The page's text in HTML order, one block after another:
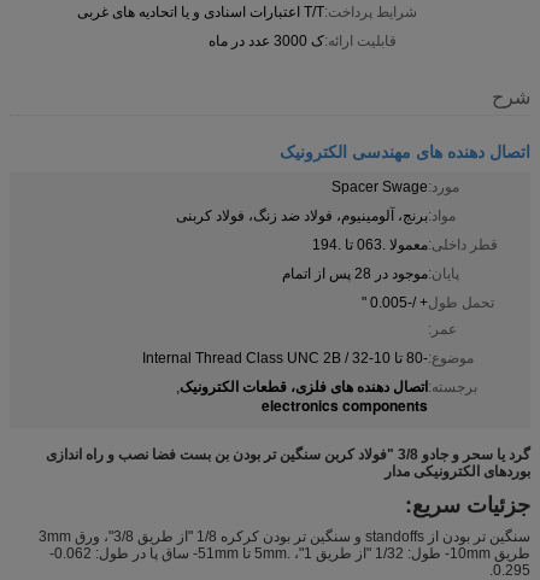
شرایط پرداخت:T/T اعتبارات اسنادی و یا اتحادیه های غربی
قابلیت ارائه:ک 3000 عدد در ماه
شرح
اتصال دهنده های مهندسی الکترونیک
مورد:Spacer Swage
مواد:برنج، آلومینیوم، فولاد ضد زنگ، فولاد کربنی
قطر داخلی:معمولا .063 تا .194
پایان:موجود در 28 پس از اتمام
تحمل طول
عمر:
+ /-0.005 "
موضوع:-80 تا 10-32 / Internal Thread Class UNC 2B
برجسته:اتصال دهنده های فلزی، قطعات الکترونیک,
electronics components
گرد یا سحر و جادو 3/8 "فولاد کربن سنگین تر بودن بن بست فضا نصب و راه اندازی
بوردهای الکترونیکی مدار
جزئیات سریع:
سنگین تر بودن از standoffs و سنگین تر بودن کرکره 1/8 "از طریق 3/8"، ورق 3mm
طریق 10mm- طول: 1/32 "از طریق 1"، .5mm تا 51mm- ساق پا در طول: 0.062-
0.295.